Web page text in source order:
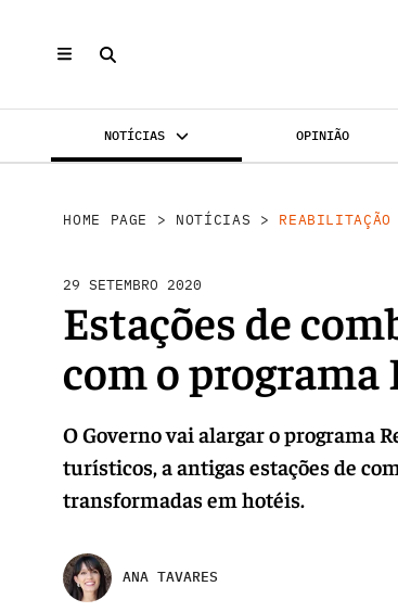
NOTÍCIAS OPINIÃO
HOME PAGE > NOTÍCIAS > REABILITAÇÃO
29 SETEMBRO 2020
Estações de
com o programa
O Governo vai alargar o programa
turísticos, a antigas estações de
transformadas em hotéis.
ANA TAVARES